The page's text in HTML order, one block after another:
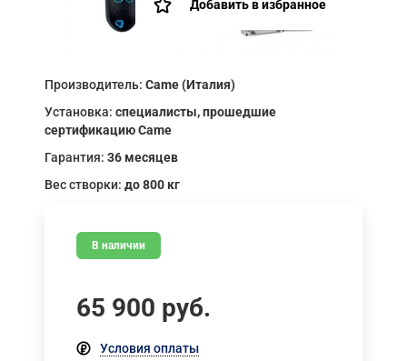
Добавить в избранное
Производитель: Came (Италия)
Установка: специалисты, прошедшие
сертификацию Came
Гарантия: 36 месяцев
Вес створки: до 800 кг
В наличии
65 900 руб.
Условия оплаты